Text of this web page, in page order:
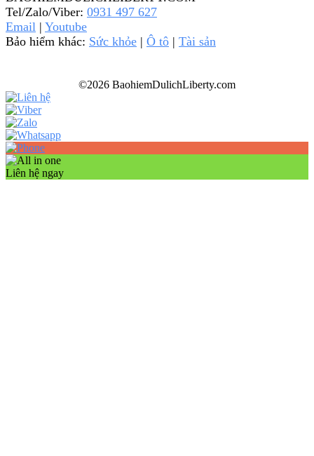
Tel/Zalo/Viber: 0931 497 627
Email | Youtube
Bảo hiểm khác: Sức khỏe | Ô tô | Tài sản
©2026 BaohiemDulichLiberty.com
Liên hệ ngay